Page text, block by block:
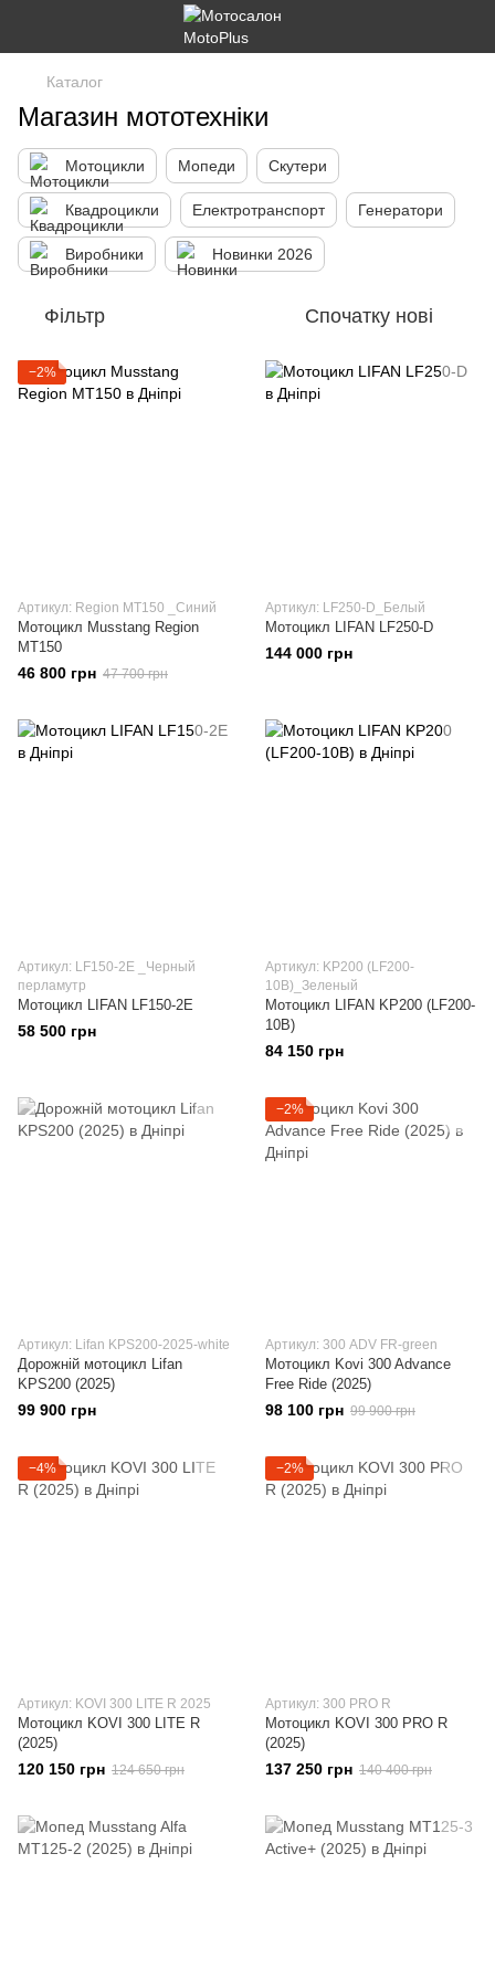
Каталог
Магазин мототехніки
Мотоцикли Мопеди Скутери
Квадроцикли Електротранспорт Генератори
Виробники Новинки 2026
Фільтр Спочатку нові
−2%
Артикул: Region МТ150 _Синий
Мотоцикл Musstang Region
МТ150
46 800 грн 47 700 грн
Артикул: LF250-D_Белый
Мотоцикл LIFAN LF250-D
144 000 грн
Артикул: LF150-2E _Черный
перламутр
Мотоцикл LIFAN LF150-2E
58 500 грн
Артикул: KP200 (LF200-
10B)_Зеленый
Мотоцикл LIFAN KP200 (LF200-
10B)
84 150 грн
Артикул: Lifan KPS200-2025-white
Дорожній мотоцикл Lifan
KPS200 (2025)
99 900 грн
−2%
Артикул: 300 ADV FR-green
Мотоцикл Kovi 300 Advance
Free Ride (2025)
98 100 грн 99 900 грн
−4%
Артикул: KOVI 300 LITE R 2025
Мотоцикл KOVI 300 LITE R
(2025)
120 150 грн 124 650 грн
−2%
Артикул: 300 PRO R
Мотоцикл KOVI 300 PRO R
(2025)
137 250 грн 140 400 грн